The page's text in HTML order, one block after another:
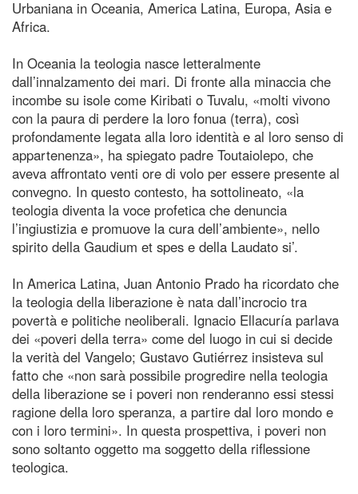
Urbaniana in Oceania, America Latina, Europa, Asia e
Africa.
In Oceania la teologia nasce letteralmente
dall’innalzamento dei mari. Di fronte alla minaccia che
incombe su isole come Kiribati o Tuvalu, «molti vivono
con la paura di perdere la loro fonua (terra), così
profondamente legata alla loro identità e al loro senso di
appartenenza», ha spiegato padre Toutaiolepo, che
aveva affrontato venti ore di volo per essere presente al
convegno. In questo contesto, ha sottolineato, «la
teologia diventa la voce profetica che denuncia
l’ingiustizia e promuove la cura dell’ambiente», nello
spirito della Gaudium et spes e della Laudato si’.
In America Latina, Juan Antonio Prado ha ricordato che
la teologia della liberazione è nata dall’incrocio tra
povertà e politiche neoliberali. Ignacio Ellacuría parlava
dei «poveri della terra» come del luogo in cui si decide
la verità del Vangelo; Gustavo Gutiérrez insisteva sul
fatto che «non sarà possibile progredire nella teologia
della liberazione se i poveri non renderanno essi stessi
ragione della loro speranza, a partire dal loro mondo e
con i loro termini». In questa prospettiva, i poveri non
sono soltanto oggetto ma soggetto della riflessione
teologica.